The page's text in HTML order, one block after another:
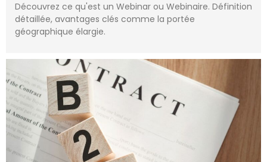
Découvrez ce qu'est un Webinar ou Webinaire. Définition
détaillée, avantages clés comme la portée
géographique élargie.